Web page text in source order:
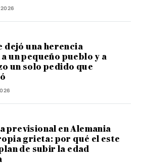
2026
dejó una herencia
un pequeño pueblo y a
un solo pedido que
previsional en Alemania
grieta: por qué el este
de subir la edad